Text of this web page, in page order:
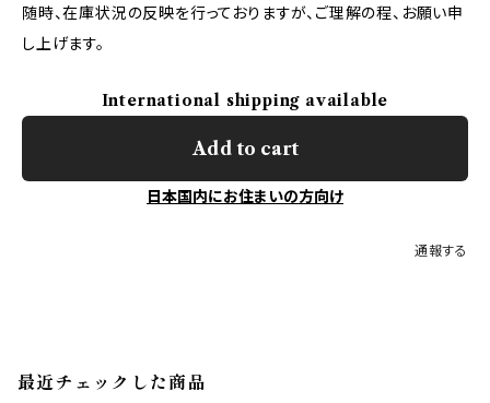
随時、在庫状況の反映を行っておりますが、ご理解の程、お願い申
し上げます。
International shipping available
Add to cart
日本国内にお住まいの方向け
通報する
最近チェックした商品